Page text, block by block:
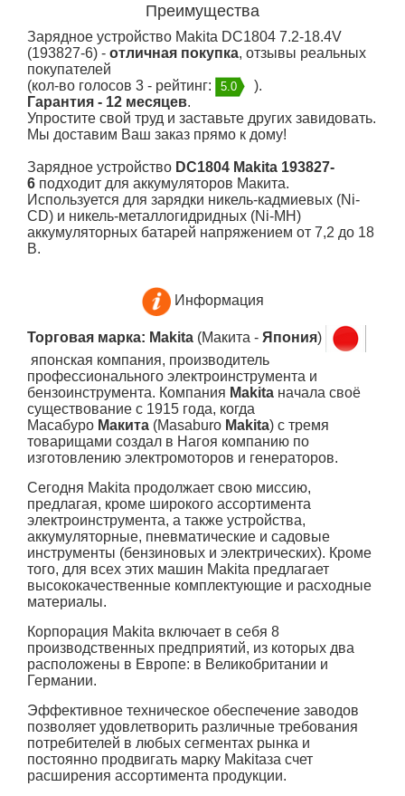
Преимущества
Зарядное устройство Makita DC1804 7.2-18.4V
(193827-6) - отличная покупка, отзывы реальных
покупателей
(кол-во голосов 3 - рейтинг:
5.0
).
Гарантия - 12 месяцев.
Упростите свой труд и заставьте других завидовать.
Мы доставим Ваш заказ прямо к дому!
Зарядное устройство DC1804 Makita 193827-
6 подходит для аккумуляторов Макита.
Используется для зарядки никель-кадмиевых (Ni-
CD) и никель-металлогидридных (Ni-MH)
аккумуляторных батарей напряжением от 7,2 до 18
В.
Информация
Торговая марка: Makita (Макита - Япония)
японская компания, производитель
профессионального электроинструмента и
бензоинструмента. Компания Makita начала своё
существование с 1915 года, когда
Масабуро Макита (Masaburo Makita) с тремя
товарищами создал в Нагоя компанию по
изготовлению электромоторов и генераторов.
Сегодня Makita продолжает свою миссию,
предлагая, кроме широкого ассортимента
электроинструмента, а также устройства,
аккумуляторные, пневматические и садовые
инструменты (бензиновых и электрических). Кроме
того, для всех этих машин Makita предлагает
высококачественные комплектующие и расходные
материалы.
Корпорация Makita включает в себя 8
производственных предприятий, из которых два
расположены в Европе: в Великобритании и
Германии.
Эффективное техническое обеспечение заводов
позволяет удовлетворить различные требования
потребителей в любых сегментах рынка и
постоянно продвигать марку Makitaза счет
расширения ассортимента продукции.